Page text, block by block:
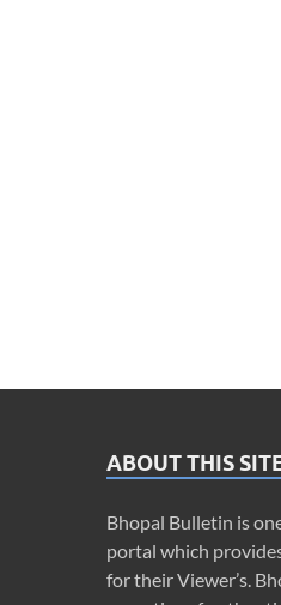
ABOUT THIS
Bhopal Bulletin is
portal which
for their Viewer’s.